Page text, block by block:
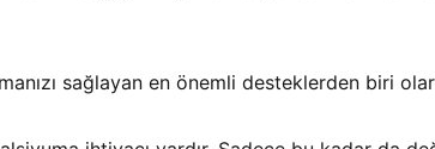
sağlayan en önemli desteklerden biri